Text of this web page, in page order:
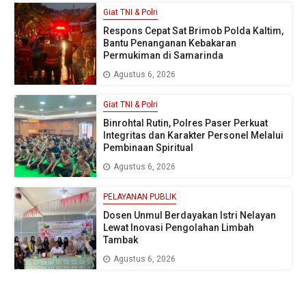
Giat TNI & Polri
Respons Cepat Sat Brimob Polda Kaltim,
Bantu Penanganan Kebakaran
Permukiman di Samarinda
Agustus 6, 2026
Giat TNI & Polri
Binrohtal Rutin, Polres Paser Perkuat
Integritas dan Karakter Personel Melalui
Pembinaan Spiritual
Agustus 6, 2026
PELAYANAN PUBLIK
Dosen Unmul Berdayakan Istri Nelayan
Lewat Inovasi Pengolahan Limbah
Tambak
Agustus 6, 2026